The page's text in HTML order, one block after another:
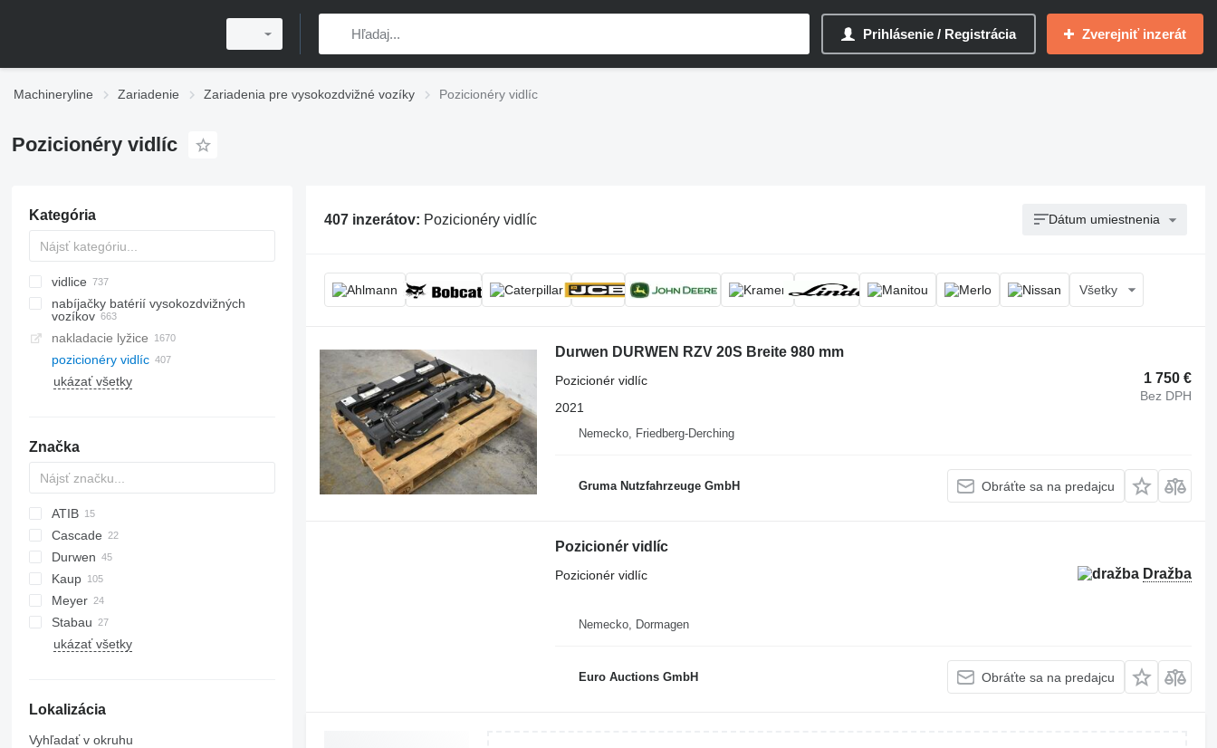
Prihlásenie / Registrácia Zverejniť inzerát
Machineryline Zariadenie Zariadenia pre vysokozdvižné vozíky Pozicionéry vidlíc
Pozicionéry vidlíc
Kategória
vidlice
nabíjačky batérií vysokozdvižných
vozíkov
nakladacie lyžice
pozicionéry vidlíc
ukázať všetky
Značka
ATIB
AZ
Cascade
DP
GP
Durwen
DPK
RZV
ZVP
3800
Kaup
580
H-series
Meyer
Stabau
S8
ukázať všetky
Lokalizácia
Vyhľadať v okruhu
407 inzerátov: Pozicionéry vidlíc Dátum umiestnenia
Všetky
Durwen DURWEN RZV 20S Breite 980 mm
1 750 €
Bez DPH
Pozicionér vidlíc
2021
Nemecko, Friedberg-Derching
Gruma Nutzfahrzeuge GmbH Obráťte sa na predajcu
Pozicionér vidlíc
Dražba
Pozicionér vidlíc
Nemecko, Dormagen
Euro Auctions GmbH Obráťte sa na predajcu